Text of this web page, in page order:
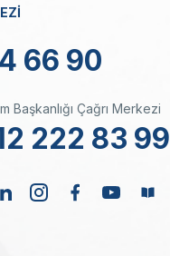
66 90
Başkanlığı Çağrı Merkezi
222 83 99